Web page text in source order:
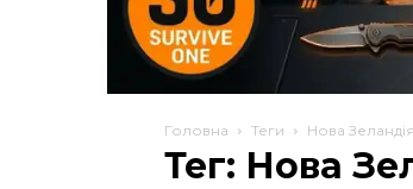
Головна Теги Нова Зеландія
Тег: Нова